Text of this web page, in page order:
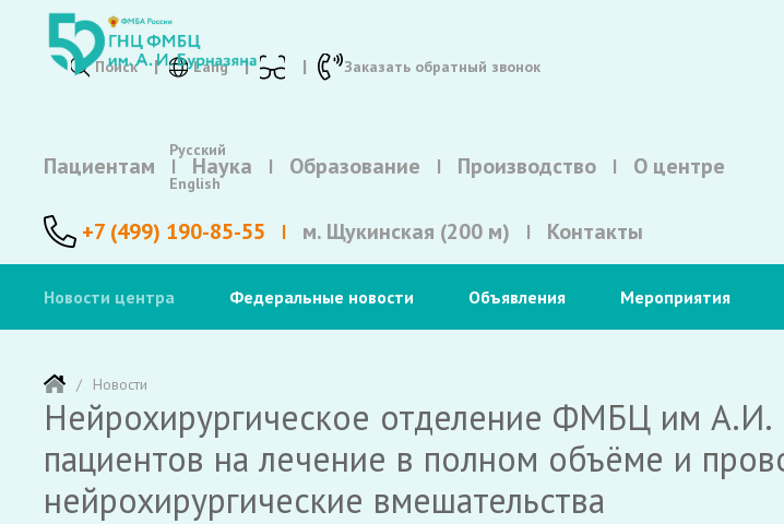
Поиск Lang
Русский
English
Заказать обратный звонок
Пациентам Наука Образование Производство О центре
+7 (499) 190-85-55 м. Щукинская (200 м) Контакты
Новости центра Федеральные новости Объявления Мероприятия
Новости
Нейрохирургическое отделение ФМБЦ им
пациентов на лечение в полном объёме и
нейрохирургические вмешательства